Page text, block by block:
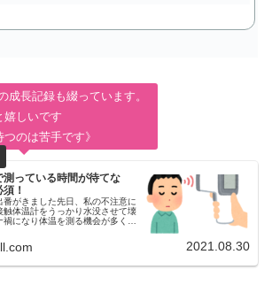
成長記録も綴っています。
嬉しいです
つのは苦手です》
測っている時間が待てな
！
がきました先日、私の不注意に
触体温計をうっかり水没させて壊
禍になり体温を測る機会が多くな
2021.08.30